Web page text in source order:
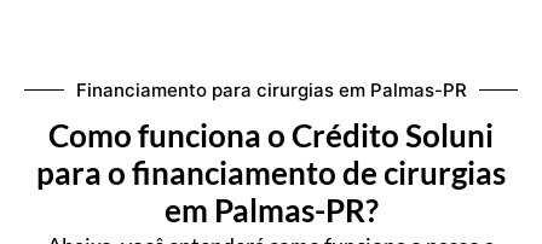
Financiamento para cirurgias em Palmas-PR
Como funciona o Crédito Soluni
para o financiamento de cirurgias
em Palmas-PR?